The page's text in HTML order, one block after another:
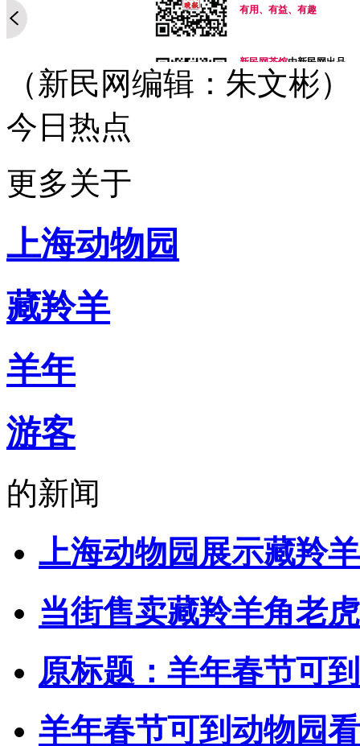
有用、有益、有趣
新民网茶馆由新民网出品
微信号：newteahouse
无节操、有道理
（新民网编辑：朱文彬）
今日热点
更多关于
上海动物园
藏羚羊
羊年
游客
的新闻
上海动物园展示藏羚
当街售卖藏羚羊角老
原标题：羊年春节可
羊年春节可到动物园